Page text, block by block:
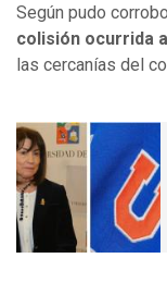
Según pudo
colisión ocurrida
las cercanías del